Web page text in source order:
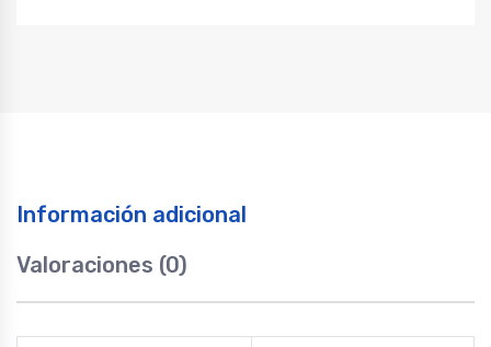
Información adicional
Valoraciones (0)